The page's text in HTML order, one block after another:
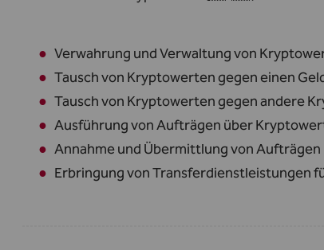
Verwahrung und Verwaltung von
Tausch von Kryptowerten gegen einen
Tausch von Kryptowerten gegen andere
Ausführung von Aufträgen über
Annahme und Übermittlung von
Erbringung von Transferdienstleistungen